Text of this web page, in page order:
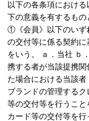
以下の各条項におけ
下の意義を有するもの
①《会員》以下のいず
の交付等に係る契約
をいう。 ａ．当社 ｂ
携する者が当該提携
た場合における当該
ブランドの管理する
等の交付等を行うこ
カード等の交付等を